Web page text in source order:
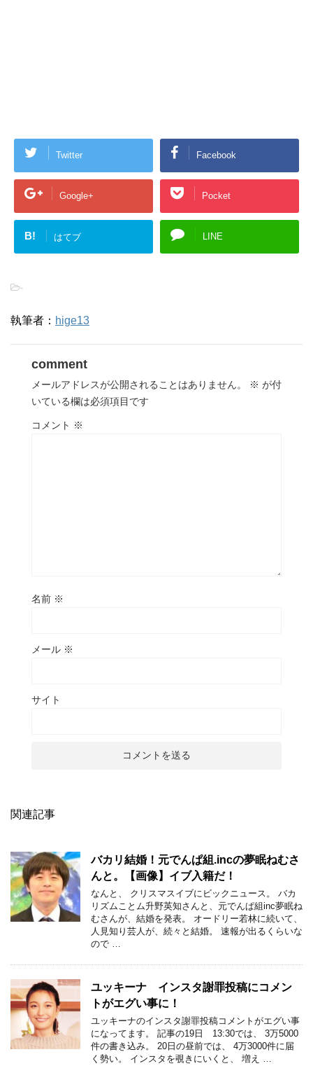
Twitter Facebook
Google+ Pocket
B! はてブ LINE
-
執筆者： hige13
comment
メールアドレスが公開されることはありません。 ※ が付
いている欄は必須項目です
コメント ※
名前 ※
メール ※
サイト
関連記事
バカリ結婚！元でんぱ組.incの夢眠ねむさ
んと。【画像】イブ入籍だ！
なんと、 クリスマスイブにビックニュース。 バカ
リズムことム升野英知さんと、元でんぱ組inc夢眠ね
むさんが、結婚を発表。 オードリー若林に続いて、
人見知り芸人が、続々と結婚。 速報が出るくらいな
ので …
ユッキーナ インスタ謝罪投稿にコメン
トがエグい事に！
ユッキーナのインスタ謝罪投稿コメントがエグい事
になってます。 記事の19日 13:30では、 3万5000
件の書き込み。 20日の昼前では、 4万3000件に届
く勢い。 インスタを覗きにいくと、 増え …